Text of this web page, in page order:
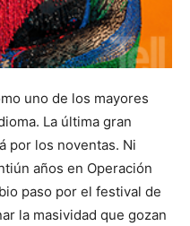
uno de los mayores
La última gran
por los noventas. Ni
años en Operación
paso por el festival de
la masividad que gozan